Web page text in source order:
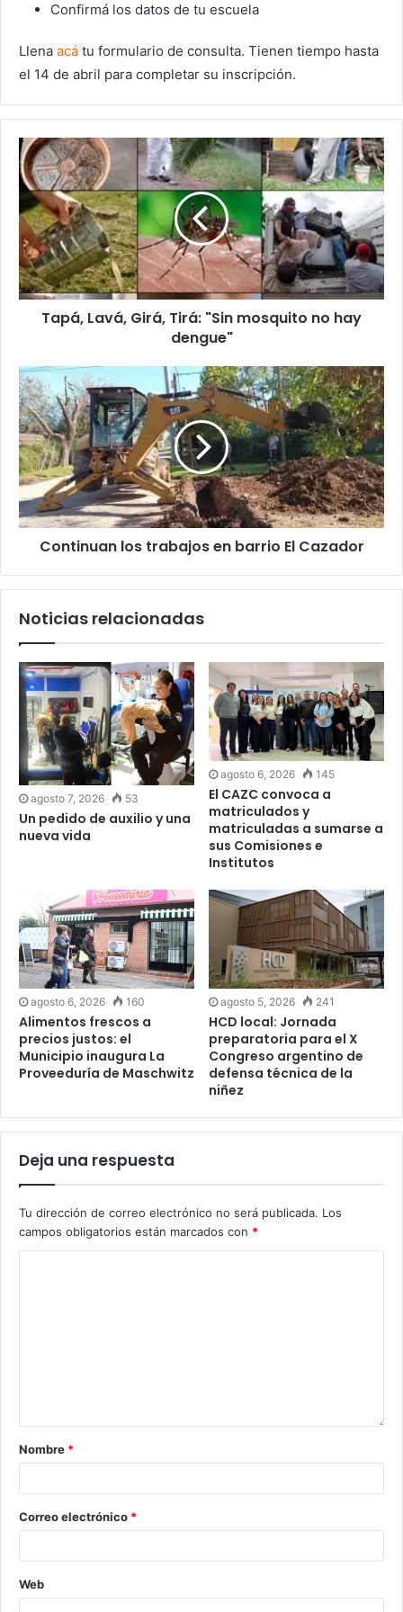
Confirmá los datos de tu escuela
Llena acá tu formulario de consulta. Tienen tiempo hasta
el 14 de abril para completar su inscripción.
Tapá, Lavá, Girá, Tirá: "Sin mosquito no hay
dengue"
Continuan los trabajos en barrio El Cazador
Noticias relacionadas
agosto 7, 2026 53
Un pedido de auxilio y una
nueva vida
agosto 6, 2026 145
El CAZC convoca a
matriculados y
matriculadas a sumarse a
sus Comisiones e
Institutos
agosto 6, 2026 160
Alimentos frescos a
precios justos: el
Municipio inaugura La
Proveeduría de Maschwitz
agosto 5, 2026 241
HCD local: Jornada
preparatoria para el X
Congreso argentino de
defensa técnica de la
niñez
Deja una respuesta
Tu dirección de correo electrónico no será publicada. Los
campos obligatorios están marcados con *
Nombre *
Correo electrónico *
Web